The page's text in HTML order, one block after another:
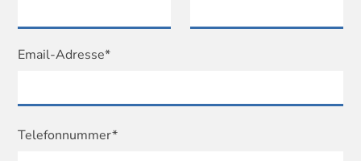
Email-Adresse*
Telefonnummer*